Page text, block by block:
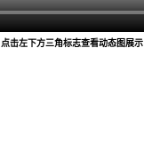
点击左下方三角标志查看动态图展示